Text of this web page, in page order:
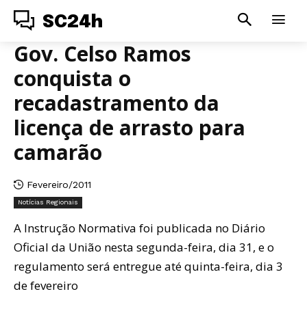
SC24h
Gov. Celso Ramos
conquista o
recadastramento da
licença de arrasto para
camarão
Fevereiro/2011
Notícias Regionais
A Instrução Normativa foi publicada no Diário
Oficial da União nesta segunda-feira, dia 31, e o
regulamento será entregue até quinta-feira, dia 3
de fevereiro